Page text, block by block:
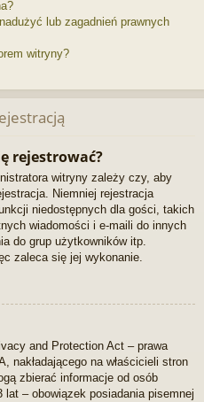
lub zagadnień prawnych
witryny?
rejestrować?
witryny zależy czy, aby
Niemniej rejestracja
niedostępnych dla gości, takich
wiadomości i e-maili do innych
do grup użytkowników itp.
zaleca się jej wykonanie.
and Protection Act – prawa
nakładającego na właścicieli stron
zbierać informacje od osób
– obowiązek posiadania pisemnej